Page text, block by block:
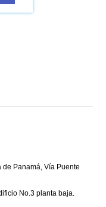
Panamá, Vía Puente
No.3 planta baja.